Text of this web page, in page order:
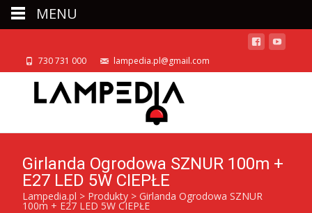
730 731 000 lampedia.pl@gmail.com
Girlanda Ogrodowa SZNUR 100m +
E27 LED 5W CIEPŁE
Lampedia.pl > Produkty > Girlanda Ogrodowa SZNUR
100m + E27 LED 5W CIEPŁE
MENU